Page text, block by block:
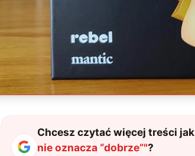
Chcesz czytać więcej treści jak
nie oznacza “dobrze”"?